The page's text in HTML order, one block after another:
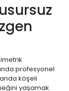
profesyonel
köşeli
yaşamak